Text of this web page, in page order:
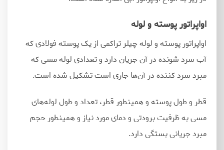
اواپراتور پوسته و لوله
اواپراتور پوسته و لوله چیلر تراکمی از یک پوسته فولادی که
آب سرد شونده در آن جریان دارد و تعدادی لوله مسی که
مبرد سرد کننده در آنها جاری است تشکیل شده است.
قطر و طول پوسته و همینطور قطر، تعداد و طول لولههای
مسی به ظرفیت برودتی و دمای مورد نیاز و همینطور حجم
مبرد جریانی بستگی دارد.